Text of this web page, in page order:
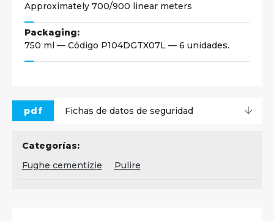
Approximately 700/900 linear meters
Packaging:
750 ml — Código P104DGTX07L — 6 unidades.
pdf Fichas de datos de seguridad
Categorías:
Fughe cementizie
Pulire